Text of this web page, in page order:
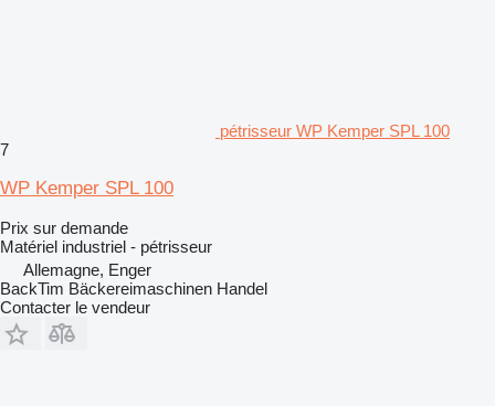
pétrisseur WP Kemper SPL 100
7
WP Kemper SPL 100
Prix sur demande
Matériel industriel - pétrisseur
Allemagne, Enger
BackTim Bäckereimaschinen Handel
Contacter le vendeur